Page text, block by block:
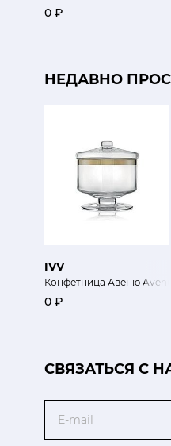
0 ₽
НЕДАВНО
IVV
Конфетница Авеню
0 ₽
CВЯЗАТЬСЯ С